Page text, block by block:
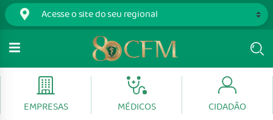
EMPRESAS MÉDICOS CIDADÃO